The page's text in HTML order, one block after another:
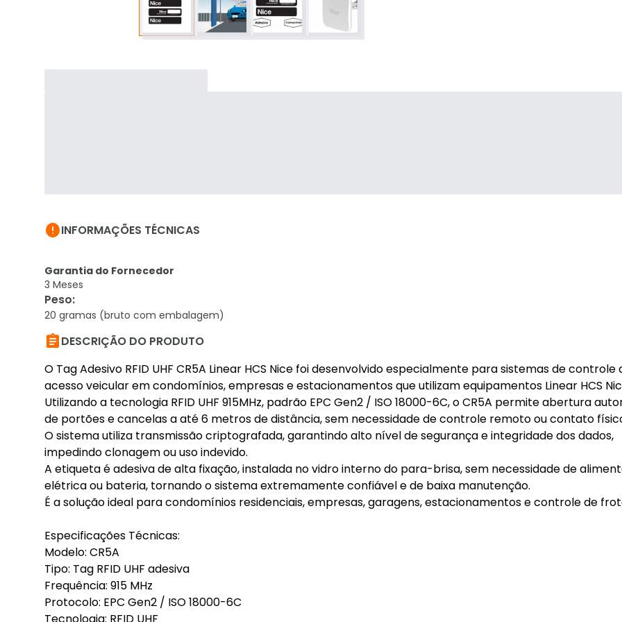
INFORMAÇÕES TÉCNICAS
Garantia do Fornecedor
3 Meses
Peso:
20 gramas (bruto com embalagem)
DESCRIÇÃO DO PRODUTO
O Tag Adesivo RFID UHF CR5A Linear HCS Nice foi desenvolvido especialmente para sistemas de controle
acesso veicular em condomínios, empresas e estacionamentos que utilizam equipamentos Linear HCS
Utilizando a tecnologia RFID UHF 915MHz, padrão EPC Gen2 / ISO 18000-6C, o CR5A permite abertura
de portões e cancelas a até 6 metros de distância, sem necessidade de controle remoto ou contato
O sistema utiliza transmissão criptografada, garantindo alto nível de segurança e integridade dos dados,
impedindo clonagem ou uso indevido.
A etiqueta é adesiva de alta fixação, instalada no vidro interno do para-brisa, sem necessidade de
elétrica ou bateria, tornando o sistema extremamente confiável e de baixa manutenção.
É a solução ideal para condomínios residenciais, empresas, garagens, estacionamentos e controle de
Especificações Técnicas:
Modelo: CR5A
Tipo: Tag RFID UHF adesiva
Frequência: 915 MHz
Protocolo: EPC Gen2 / ISO 18000-6C